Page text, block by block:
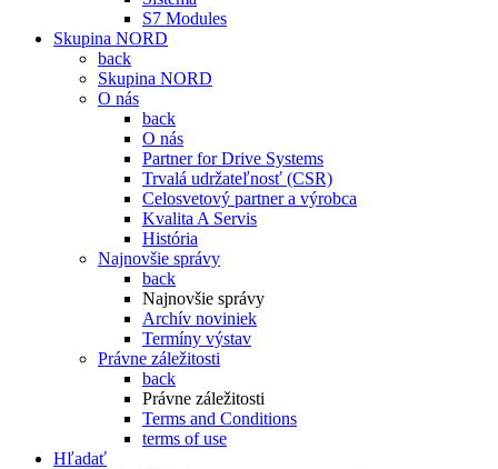
S7 Modules
Skupina NORD
back
Skupina NORD
O nás
back
O nás
Partner for Drive Systems
Trvalá udržateľnosť (CSR)
Celosvetový partner a výrobca
Kvalita A Servis
História
Najnovšie správy
back
Najnovšie správy
Archív noviniek
Termíny výstav
Právne záležitosti
back
Právne záležitosti
Terms and Conditions
terms of use
Hľadať